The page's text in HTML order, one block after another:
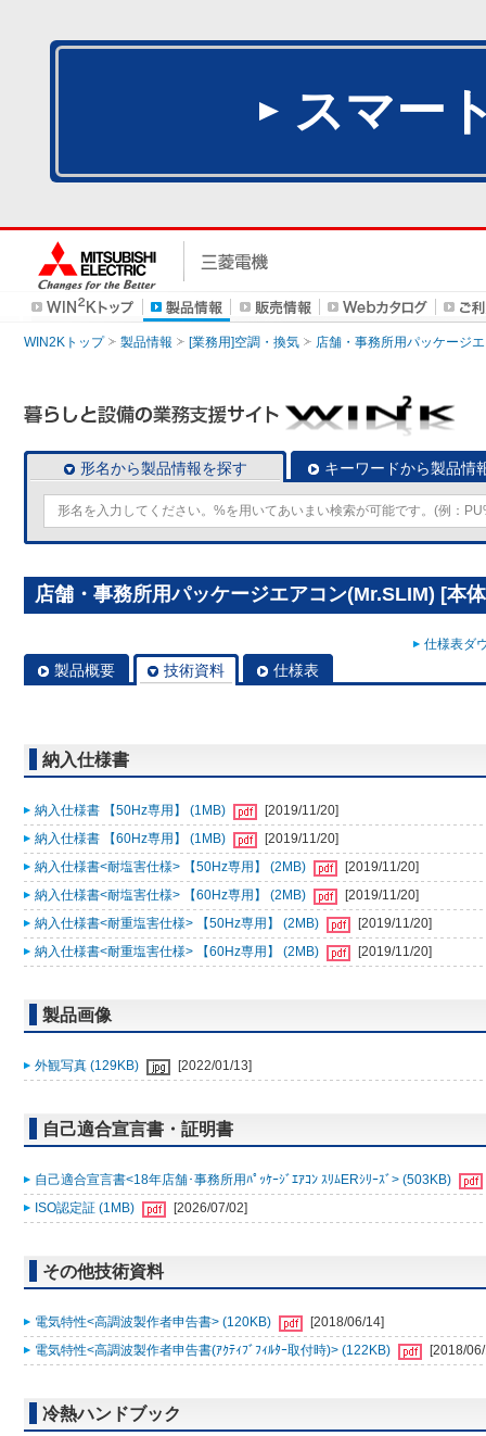
スマー
WIN2Kトップ 製品情報 [業務用]空調・換気 店舗・事務所用パッケージ
形名から製品情報を探す キーワードから製品情
店舗・事務所用パッケージエアコン(Mr.SLIM) [本
仕様表ダ
製品概要 技術資料 仕様表
納入仕様書
納入仕様書 【50Hz専用】 (1MB)
[2019/11/20]
納入仕様書 【60Hz専用】 (1MB)
[2019/11/20]
納入仕様書<耐塩害仕様> 【50Hz専用】 (2MB)
[2019/11/20]
納入仕様書<耐塩害仕様> 【60Hz専用】 (2MB)
[2019/11/20]
納入仕様書<耐重塩害仕様> 【50Hz専用】 (2MB)
[2019/11/20]
納入仕様書<耐重塩害仕様> 【60Hz専用】 (2MB)
[2019/11/20]
製品画像
外観写真 (129KB) [2022/01/13]
自己適合宣言書・証明書
自己適合宣言書<18年店舗･事務所用ﾊﾟｯｹｰｼﾞｴｱｺﾝ ｽﾘﾑERｼﾘｰｽﾞ> (503KB)
ISO認定証 (1MB)
[2026/07/02]
その他技術資料
電気特性<高調波製作者申告書> (120KB)
[2018/06/14]
電気特性<高調波製作者申告書(ｱｸﾃｨﾌﾞﾌｨﾙﾀｰ取付時)> (122KB)
[2018/
冷熱ハンドブック